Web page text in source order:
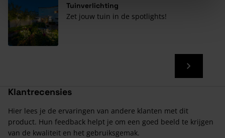
Tuinverlichting
Zet jouw tuin in de spotlights!
Klantrecensies
Hier lees je de ervaringen van andere klanten met dit
product. Hun feedback helpt je om een goed beeld te krijgen
van de kwaliteit en het gebruiksgemak.